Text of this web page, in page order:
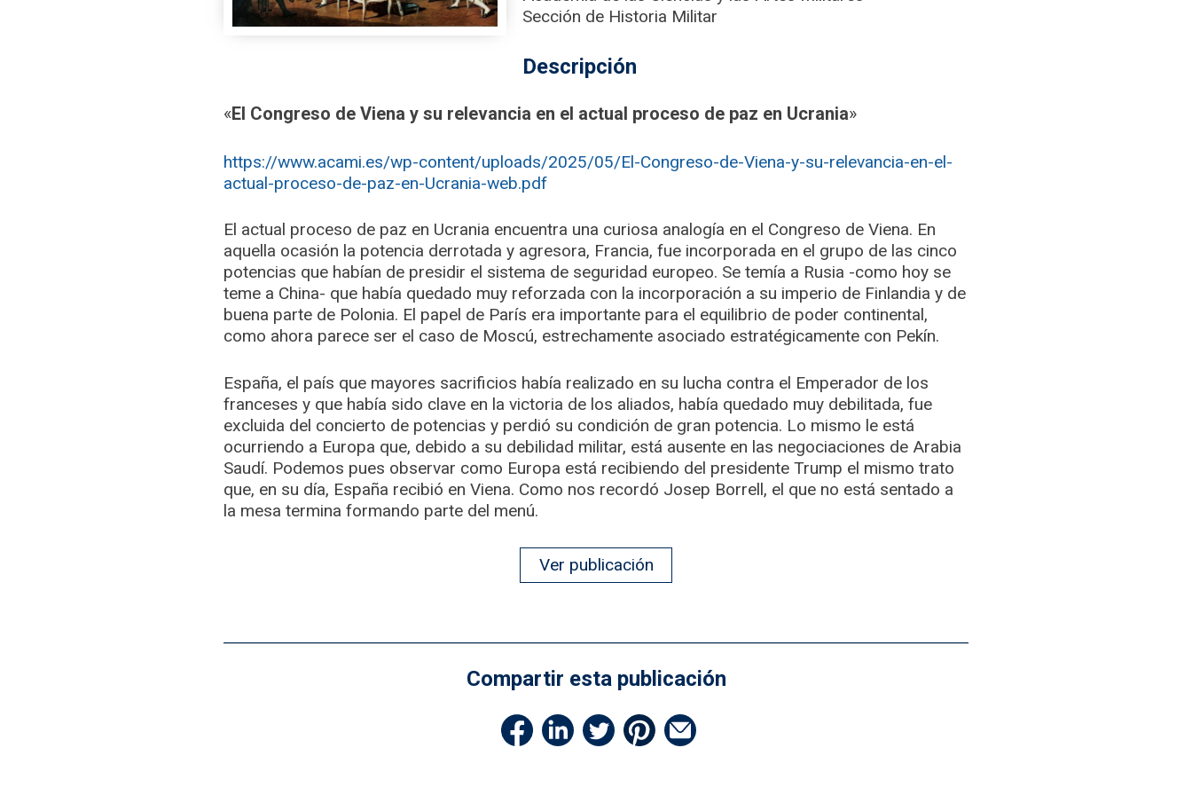
Sección de Historia Militar
Descripción
«El Congreso de Viena y su relevancia en el actual proceso de paz en Ucrania»
https://www.acami.es/wp-content/uploads/2025/05/El-Congreso-de-Viena-y-su-relevancia-en-el-
actual-proceso-de-paz-en-Ucrania-web.pdf
El actual proceso de paz en Ucrania encuentra una curiosa analogía en el Congreso de Viena. En
aquella ocasión la potencia derrotada y agresora, Francia, fue incorporada en el grupo de las cinco
potencias que habían de presidir el sistema de seguridad europeo. Se temía a Rusia -como hoy se
teme a China- que había quedado muy reforzada con la incorporación a su imperio de Finlandia y de
buena parte de Polonia. El papel de París era importante para el equilibrio de poder continental,
como ahora parece ser el caso de Moscú, estrechamente asociado estratégicamente con Pekín.
España, el país que mayores sacrificios había realizado en su lucha contra el Emperador de los
franceses y que había sido clave en la victoria de los aliados, había quedado muy debilitada, fue
excluida del concierto de potencias y perdió su condición de gran potencia. Lo mismo le está
ocurriendo a Europa que, debido a su debilidad militar, está ausente en las negociaciones de Arabia
Saudí. Podemos pues observar como Europa está recibiendo del presidente Trump el mismo trato
que, en su día, España recibió en Viena. Como nos recordó Josep Borrell, el que no está sentado a
la mesa termina formando parte del menú.
Ver publicación
Compartir esta publicación